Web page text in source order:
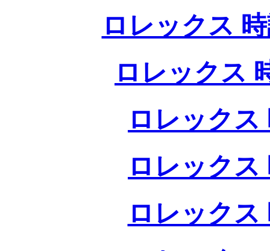
ロレックス
ロレックス
ロレックス
ロレックス
ロレックス